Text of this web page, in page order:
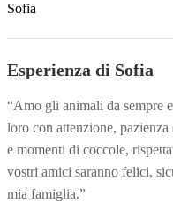
Sofia
Esperienza di Sofia
“Amo gli animali da sempre
loro con attenzione,
e momenti di coccole,
vostri amici saranno felici,
mia famiglia.”